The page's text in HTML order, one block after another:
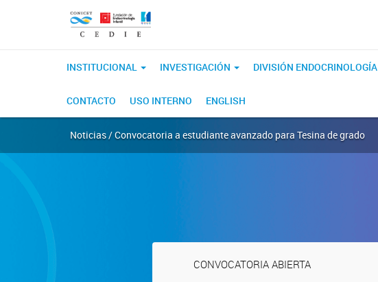
INSTITUCIONAL INVESTIGACIÓN DIVISIÓN ENDOCRINOLOGÍA
CONTACTO USO INTERNO ENGLISH
Noticias / Convocatoria a estudiante avanzado para Tesina de grado
CONVOCATORIA ABIERTA